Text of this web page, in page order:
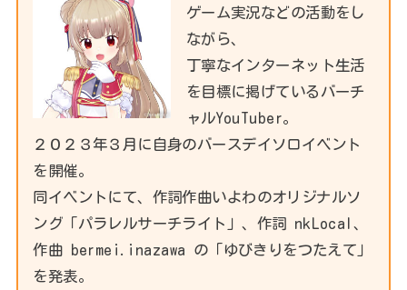
ゲーム実況などの活動をし
ながら、
丁寧なインターネット生活
を目標に掲げているバーチ
ャルYouTuber。
２０２３年３月に自身のバースデイソロイベント
を開催。
同イベントにて、作詞作曲いよわのオリジナルソ
ング「パラレルサーチライト」、作詞 nkLocal、
作曲 bermei.inazawa の「ゆびきりをつたえて」
を発表。